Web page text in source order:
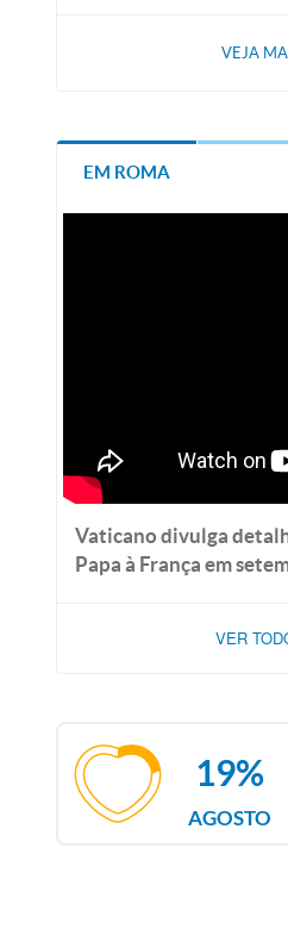
VEJA
EM ROMA
Vaticano divulga
Papa à França em
VER
AGOSTO
19%